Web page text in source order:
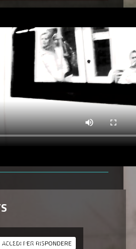
kriss says:
ACCEDI PER RISPONDERE